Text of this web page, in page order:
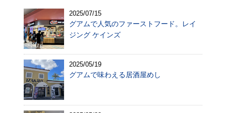
2025/07/15
グアムで人気のファーストフード。レイ
ジング ケインズ
2025/05/19
グアムで味わえる居酒屋めし